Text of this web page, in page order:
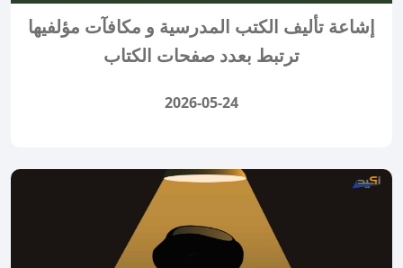
إشاعة تأليف الكتب المدرسية و مكافآت مؤلفيها
ترتبط بعدد صفحات الكتاب
2026-05-24